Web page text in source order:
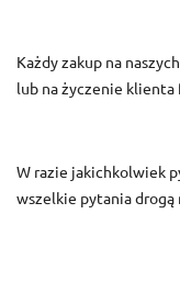
Każdy zakup na
lub na życzenie klienta
W razie jakichkolwiek
wszelkie pytania